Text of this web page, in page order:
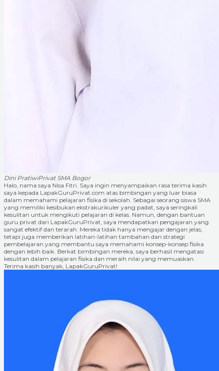
Dini PratiwiPrivat SMA Bogor
Halo, nama saya Nisa Fitri. Saya ingin menyampaikan rasa terima kasih
saya kepada LapakGuruPrivat.com atas bimbingan yang luar biasa
dalam memahami pelajaran fisika di sekolah. Sebagai seorang siswa SMA
yang memiliki kesibukan ekstrakurikuler yang padat, saya seringkali
kesulitan untuk mengikuti pelajaran di kelas. Namun, dengan bantuan
guru privat dari LapakGuruPrivat, saya mendapatkan pengajaran yang
sangat efektif dan terarah. Mereka tidak hanya mengajar dengan jelas,
tetapi juga memberikan latihan-latihan tambahan dan strategi
pembelajaran yang membantu saya memahami konsep-konsep fisika
dengan lebih baik. Berkat bimbingan mereka, saya berhasil mengatasi
kesulitan dalam pelajaran fisika dan meraih nilai yang memuaskan.
Terima kasih banyak, LapakGuruPrivat!